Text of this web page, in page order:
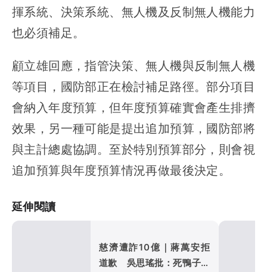
揮系統、決策系統、無人機及反制無人機能力
也必須補足。
顧立雄回應，指管決策、無人機與反制無人機
等項目，國防部正在檢討補足路徑。部分項目
會納入年度預算，但年度預算確實會產生排擠
效果，另一種可能是提出追加預算，國防部將
與主計總處協調。至於特別預算部分，則會視
追加預算與年度預算情況再做最後決定。
延伸閱讀
慈濟遭詐10億｜蔣萬安拒
道歉 吳思瑤批：死鴨子嘴